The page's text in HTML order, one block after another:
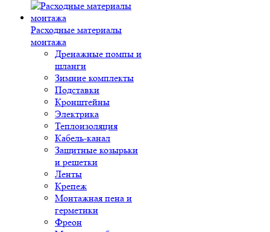
Расходные материалы
монтажа
Дренажные помпы и
шланги
Зимние комплекты
Подставки
Кронштейны
Электрика
Теплоизоляция
Кабель-канал
Защитные козырьки
и решетки
Ленты
Крепеж
Монтажная пена и
герметики
Фреон